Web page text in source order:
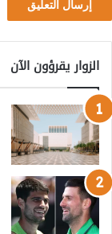
الزوار يقرؤون الآن